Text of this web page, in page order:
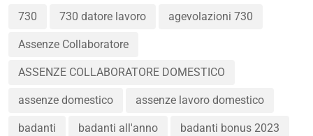
730 730 datore lavoro agevolazioni 730
Assenze Collaboratore
ASSENZE COLLABORATORE DOMESTICO
assenze domestico assenze lavoro domestico
badanti badanti all'anno badanti bonus 2023